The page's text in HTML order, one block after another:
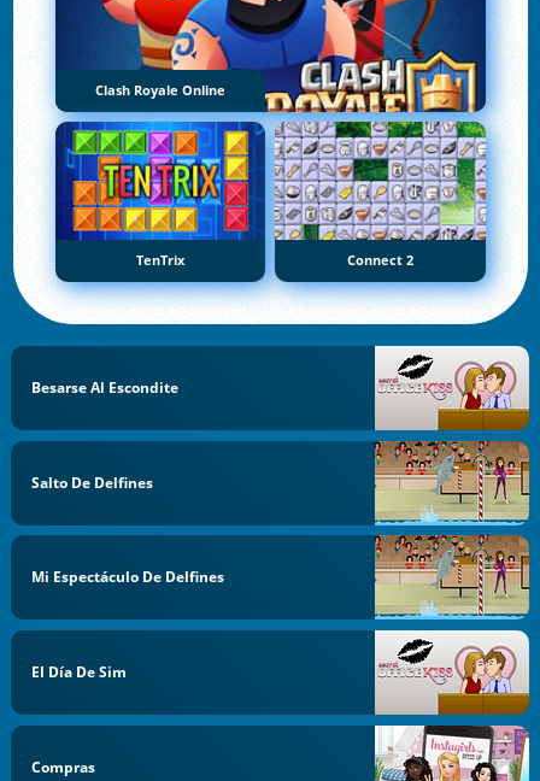
Clash Royale Online
TenTrix Connect 2
Besarse Al Escondite
Salto De Delfines
Mi Espectáculo De Delfines
El Día De Sim
Compras